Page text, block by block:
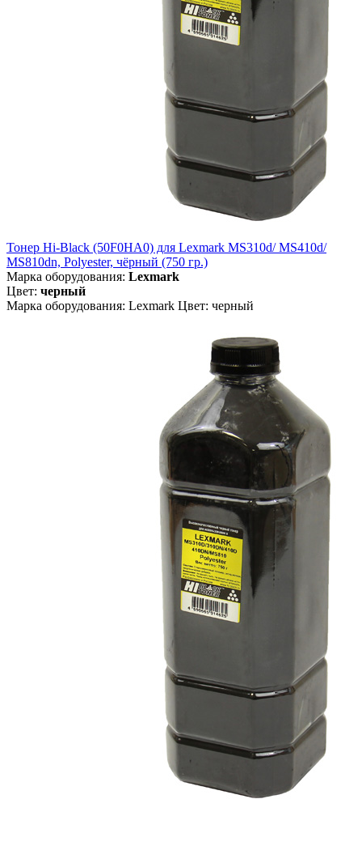
Тонер Hi-Black (50F0HA0) для Lexmark MS310d/ MS410d/
MS810dn, Polyester, чёрный (750 гр.)
Марка оборудования: Lexmark
Цвет: черный
Марка оборудования: Lexmark Цвет: черный